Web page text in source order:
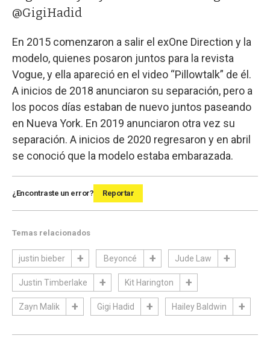
@GigiHadid
En 2015 comenzaron a salir el exOne Direction y la
modelo, quienes posaron juntos para la revista
Vogue, y ella apareció en el video “Pillowtalk” de él.
A inicios de 2018 anunciaron su separación, pero a
los pocos días estaban de nuevo juntos paseando
en Nueva York. En 2019 anunciaron otra vez su
separación. A inicios de 2020 regresaron y en abril
se conoció que la modelo estaba embarazada.
¿Encontraste un error? Reportar
Temas relacionados
justin bieber Beyoncé Jude Law
Justin Timberlake Kit Harington
Zayn Malik Gigi Hadid Hailey Baldwin